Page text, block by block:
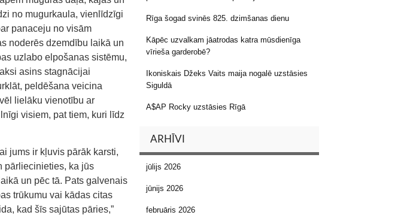
no mugurkaula, vienlīdzīgi
panaceju no visām
noderēs dzemdību laikā un
uzlabo elpošanas sistēmu,
asins stagnācijai
peldēšana veicina
lielāku vienotību ar
visiem, pat tiem, kuri līdz
jums ir kļuvis pārāk karsti,
pārliecinieties, ka jūs
un pēc tā. Pats galvenais
trūkumu vai kādas citas
kad šīs sajūtas pāries,”
Rīga šogad svinēs 825. dzimšanas dienu
Kāpēc uzvalkam jāatrodas katra mūsdienīga
vīrieša garderobē?
Ikoniskais Džeks Vaits maija nogalē uzstāsies
Siguldā
A$AP Rocky uzstāsies Rīgā
ARHĪVI
jūlijs 2026
jūnijs 2026
februāris 2026